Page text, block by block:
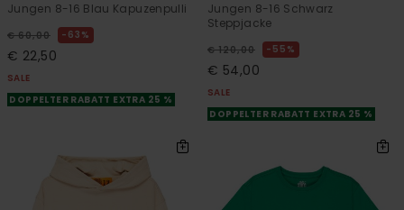
Jungen 8-16 Blau Kapuzenpulli
€ 60,00 63%
€ 22,50
SALE
DOPPELTER RABATT EXTRA 25 %
Jungen 8-16 Schwarz
Steppjacke
€ 120,00 55%
€ 54,00
SALE
DOPPELTER RABATT EXTRA 25 %